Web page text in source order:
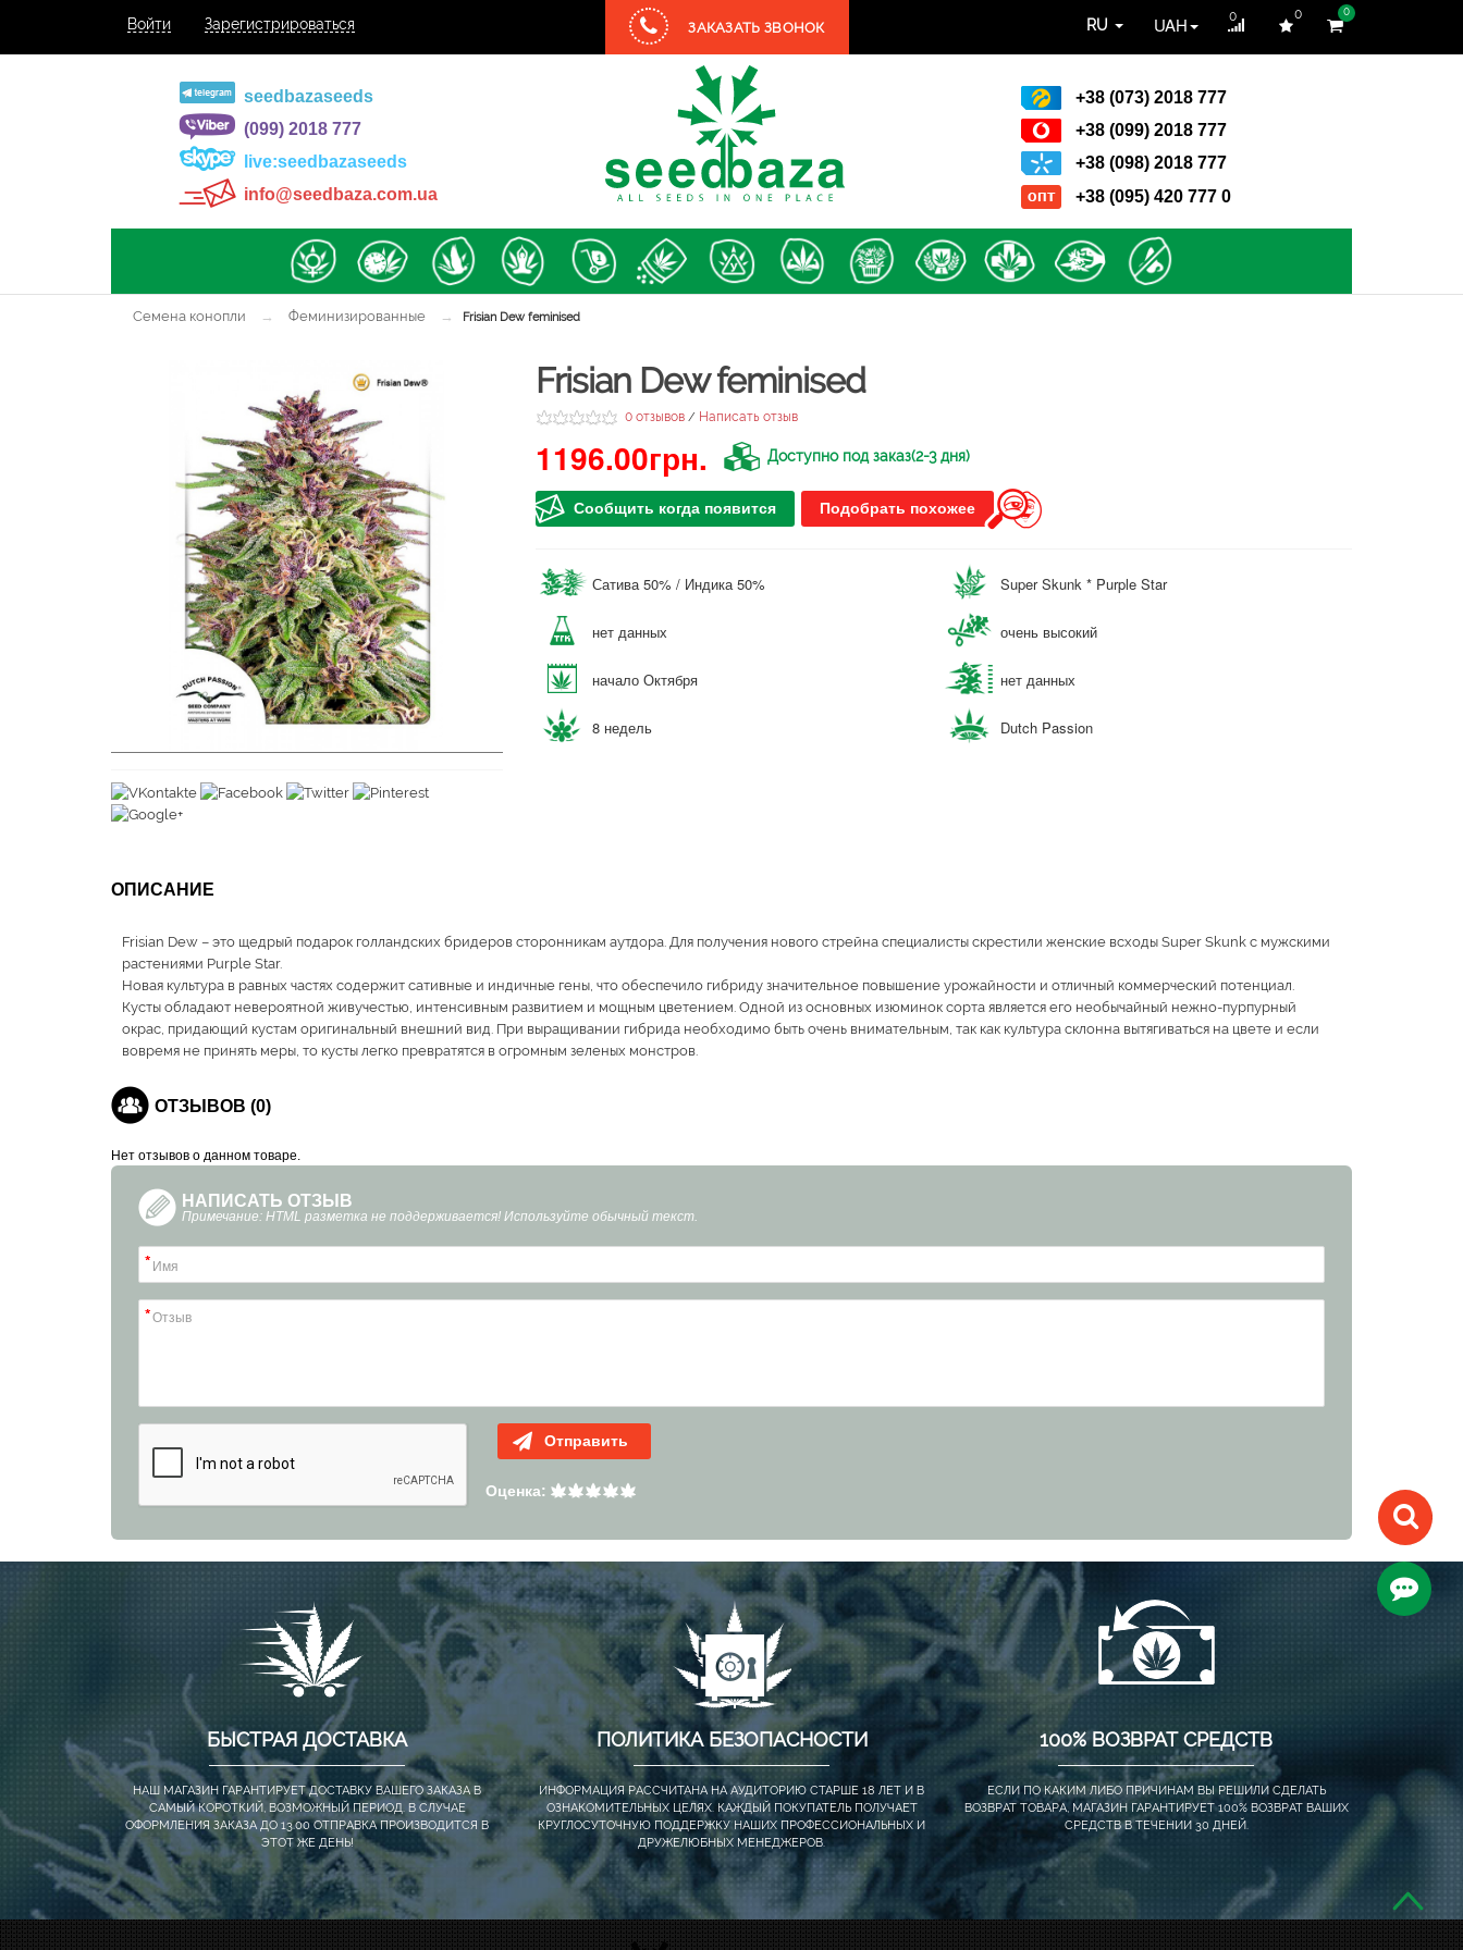
Войти Зарегистрироваться
0
RU UAH 0 0
ЗАКАЗАТЬ ЗВОНОК
seedbazaseeds
(099) 2018 777
live:seedbazaseeds
info@seedbaza.com.ua
+38 (073) 2018 777
+38 (099) 2018 777
+38 (098) 2018 777
+38 (095) 420 777 0
Семена конопли → Феминизированные → Frisian Dew feminised
Frisian Dew feminised
0 отзывов / Написать отзыв
1196.00грн. Доступно под заказ(2-3 дня)
Сообщить когда появится Подобрать похожее
Сатива 50% / Индика 50% Super Skunk * Purple Star
нет данных очень высокий
начало Октября нет данных
8 недель Dutch Passion
ОПИСАНИЕ
Frisian Dew – это щедрый подарок голландских бридеров сторонникам аутдора. Для получения нового стрейна специалисты скрестили женские всходы Super Skunk с мужскими
растениями Purple Star.
Новая культура в равных частях содержит сативные и индичные гены, что обеспечило гибриду значительное повышение урожайности и отличный коммерческий потенциал.
Кусты обладают невероятной живучестью, интенсивным развитием и мощным цветением. Одной из основных изюминок сорта является его необычайный нежно-пурпурный
окрас, придающий кустам оригинальный внешний вид. При выращивании гибрида необходимо быть очень внимательным, так как культура склонна вытягиваться на цвете и если
вовремя не принять меры, то кусты легко превратятся в огромным зеленых монстров.
ОТЗЫВОВ (0)
Нет отзывов о данном товаре.
НАПИСАТЬ ОТЗЫВ
Примечание: HTML разметка не поддерживается! Используйте обычный текст.
Отправить
Оценка:
БЫСТРАЯ ДОСТАВКА
НАШ МАГАЗИН ГАРАНТИРУЕТ ДОСТАВКУ ВАШЕГО ЗАКАЗА В
САМЫЙ КОРОТКИЙ, ВОЗМОЖНЫЙ ПЕРИОД. В СЛУЧАЕ
ОФОРМЛЕНИЯ ЗАКАЗА ДО 13.00 ОТПРАВКА ПРОИЗВОДИТСЯ В
ЭТОТ ЖЕ ДЕНЬ!
ПОЛИТИКА БЕЗОПАСНОСТИ
ИНФОРМАЦИЯ РАССЧИТАНА НА АУДИТОРИЮ СТАРШЕ 18 ЛЕТ И В
ОЗНАКОМИТЕЛЬНЫХ ЦЕЛЯХ. КАЖДЫЙ ПОКУПАТЕЛЬ ПОЛУЧАЕТ
КРУГЛОСУТОЧНУЮ ПОДДЕРЖКУ НАШИХ ПРОФЕССИОНАЛЬНЫХ И
ДРУЖЕЛЮБНЫХ МЕНЕДЖЕРОВ.
100% ВОЗВРАТ СРЕДСТВ
ЕСЛИ ПО КАКИМ ЛИБО ПРИЧИНАМ ВЫ РЕШИЛИ СДЕЛАТЬ
ВОЗВРАТ ТОВАРА, МАГАЗИН ГАРАНТИРУЕТ 100% ВОЗВРАТ ВАШИХ
СРЕДСТВ В ТЕЧЕНИИ 30 ДНЕЙ.